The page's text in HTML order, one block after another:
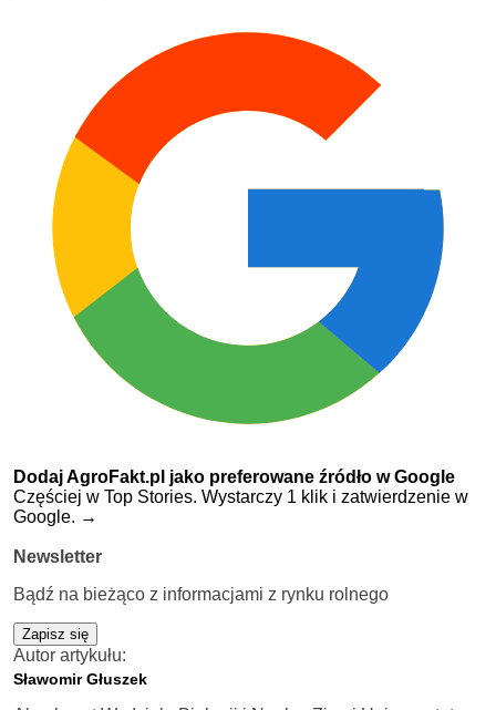
Dodaj AgroFakt.pl jako preferowane źródło w Google
Częściej w Top Stories. Wystarczy 1 klik i zatwierdzenie w
Google. →
Newsletter
Bądź na bieżąco z informacjami z rynku rolnego
Zapisz się
Autor artykułu:
Sławomir Głuszek